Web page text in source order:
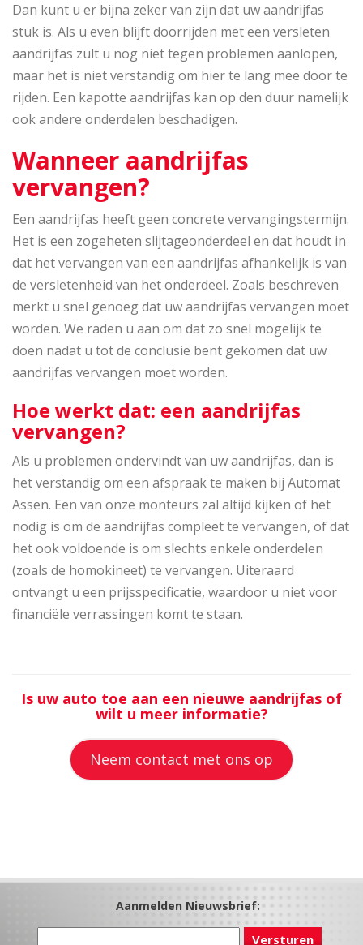
Dan kunt u er bijna zeker van zijn dat uw aandrijfas
stuk is. Als u even blijft doorrijden met een versleten
aandrijfas zult u nog niet tegen problemen aanlopen,
maar het is niet verstandig om hier te lang mee door te
rijden. Een kapotte aandrijfas kan op den duur namelijk
ook andere onderdelen beschadigen.
Wanneer aandrijfas
vervangen?
Een aandrijfas heeft geen concrete vervangingstermijn.
Het is een zogeheten slijtageonderdeel en dat houdt in
dat het vervangen van een aandrijfas afhankelijk is van
de versletenheid van het onderdeel. Zoals beschreven
merkt u snel genoeg dat uw aandrijfas vervangen moet
worden. We raden u aan om dat zo snel mogelijk te
doen nadat u tot de conclusie bent gekomen dat uw
aandrijfas vervangen moet worden.
Hoe werkt dat: een aandrijfas
vervangen?
Als u problemen ondervindt van uw aandrijfas, dan is
het verstandig om een afspraak te maken bij Automat
Assen. Een van onze monteurs zal altijd kijken of het
nodig is om de aandrijfas compleet te vervangen, of dat
het ook voldoende is om slechts enkele onderdelen
(zoals de homokineet) te vervangen. Uiteraard
ontvangt u een prijsspecificatie, waardoor u niet voor
financiële verrassingen komt te staan.
Is uw auto toe aan een nieuwe aandrijfas of
wilt u meer informatie?
Neem contact met ons op
Aanmelden Nieuwsbrief: